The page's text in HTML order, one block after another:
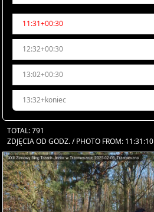
11:31+00:30
12:32+00:30
13:02+00:30
13:32+koniec
TOTAL: 791
ZDJĘCIA OD GODZ. / PHOTO FROM: 11:31:10